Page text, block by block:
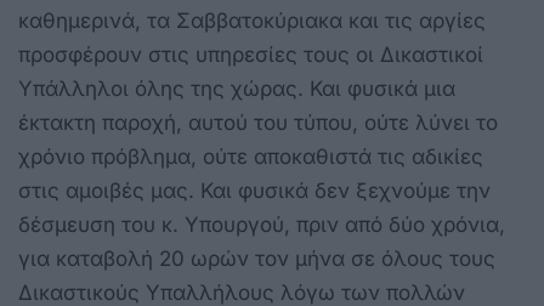
καθημερινά, τα Σαββατοκύριακα και τις αργίες
προσφέρουν στις υπηρεσίες τους οι Δικαστικοί
Υπάλληλοι όλης της χώρας. Και φυσικά μια
έκτακτη παροχή, αυτού του τύπου, ούτε λύνει το
χρόνιο πρόβλημα, ούτε αποκαθιστά τις αδικίες
στις αμοιβές μας. Και φυσικά δεν ξεχνούμε την
δέσμευση του κ. Υπουργού, πριν από δύο χρόνια,
για καταβολή 20 ωρών τον μήνα σε όλους τους
Δικαστικούς Υπαλλήλους λόγω των πολλών